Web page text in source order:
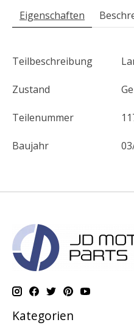
Eigenschaften
Teilbeschreibung
Zustand
Teilenummer
Baujahr
Kategorien